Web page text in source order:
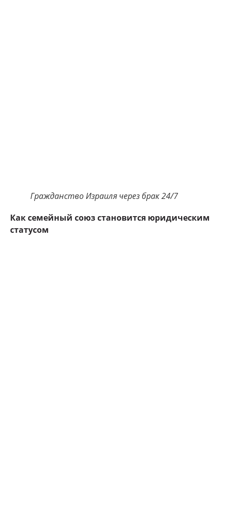
Гражданство Израиля через брак 24/7
Как семейный союз становится юридическим
статусом